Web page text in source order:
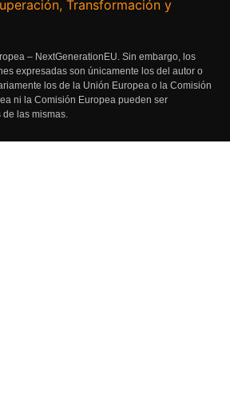
– NextGenerationEU. Sin embargo, los
expresadas son únicamente los del autor o
los de la Unión Europea o la Comisión
ni la Comisión Europea pueden ser
las mismas.